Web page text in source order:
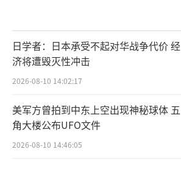
日学者：日本承受不起对华战争代价 经
济将遭毁灭性冲击
2026-08-10 14:02:17
美军方曾拍到中东上空出现神秘球体 五
角大楼公布UFO文件
2026-08-10 14:46:05